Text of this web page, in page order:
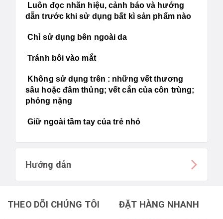
Luôn đọc nhãn hiệu, cảnh báo và hướng
dẫn trước khi sử dụng bất kì sản phẩm nào
Chỉ sử dụng bên ngoài da
Tránh bôi vào mắt
Không sử dụng trên : những vết thương
sâu hoặc đâm thủng; vết cắn của côn trùng;
phỏng nặng
Giữ ngoài tầm tay của trẻ nhỏ
Hướng dẫn
THEO DÕI CHÚNG TÔI ĐẶT HÀNG NHANH